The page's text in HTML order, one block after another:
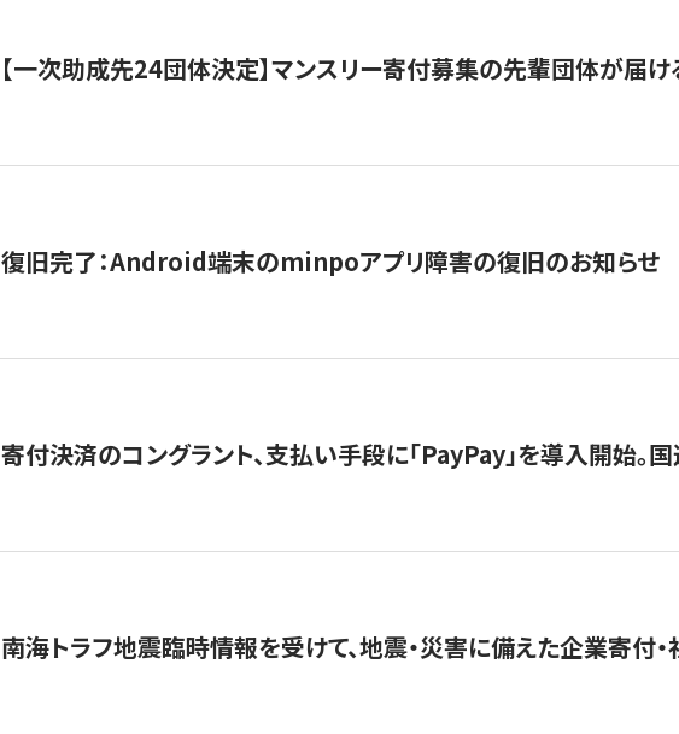
【一次助成先24団体決定】マンスリー寄付募集の先輩団体が届
復旧完了：Android端末のminpoアプリ障害の復旧のお知らせ
寄付決済のコングラント、支払い手段に「PayPay」を導入開始。
南海トラフ地震臨時情報を受けて、地震・災害に備えた企業寄付